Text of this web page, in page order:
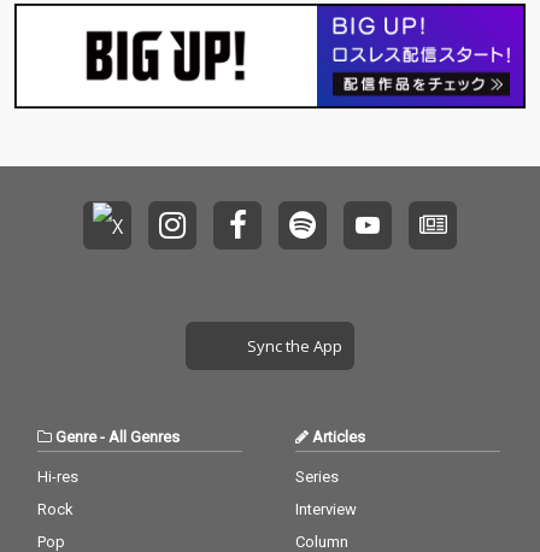
Sync the App
Genre- All Genres
Hi-res
Rock
Pop
Articles
Series
Interview
Column